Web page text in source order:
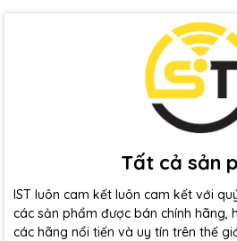
Tất cả sản
IST luôn cam kết luôn cam kết với
các sản phẩm được bán chính hãng,
các hãng nổi tiến và uy tín trên thế